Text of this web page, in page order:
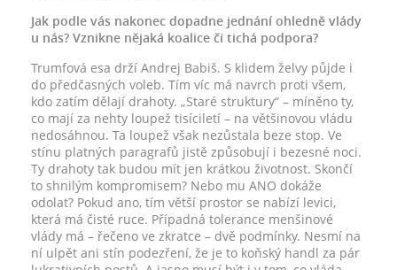
Jak podle vás nakonec dopadne jednání ohledně vlády
u nás? Vznikne nějaká koalice či tichá podpora?
Trumfová esa drží Andrej Babiš. S klidem želvy půjde i
do předčasných voleb. Tím víc má navrch proti všem,
kdo zatím dělají drahoty. „Staré struktury“ – míněno ty,
co mají za nehty loupež tisíciletí – na většinovou vládu
nedosáhnou. Ta loupež však nezůstala beze stop. Ve
stínu platných paragrafů jistě způsobují i bezesné noci.
Ty drahoty tak budou mít jen krátkou životnost. Skončí
to shnilým kompromisem? Nebo mu ANO dokáže
odolat? Pokud ano, tím větší prostor se nabízí levici,
která má čisté ruce. Případná tolerance menšinové
vlády má – řečeno ve zkratce – dvě podmínky. Nesmí na
ní ulpět ani stín podezření, že je to koňský handl za pár